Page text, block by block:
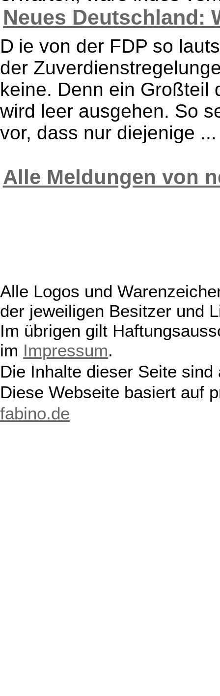
Neues Deutschland:
D ie von der FDP so
der
keine. Denn ein Großteil
wird leer ausgehen. So
vor, dass nur diejenige ...
Alle Meldungen von
Alle Logos und
der jeweiligen Besitzer und
Im übrigen gilt
im Impressum.
Die Inhalte dieser Seite
Diese Webseite basiert auf
fabino.de